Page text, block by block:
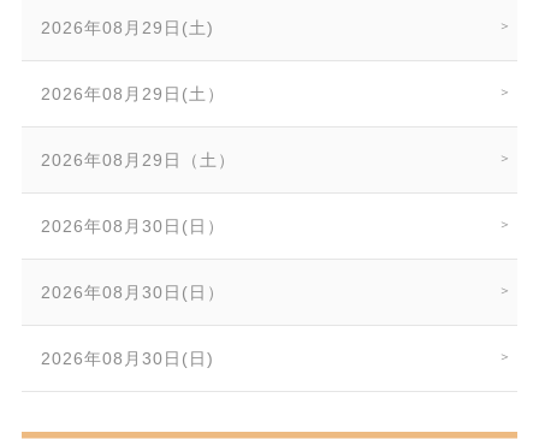
2026年08月29日(土)
2026年08月29日(土）
2026年08月29日（土）
2026年08月30日(日）
2026年08月30日(日）
2026年08月30日(日)